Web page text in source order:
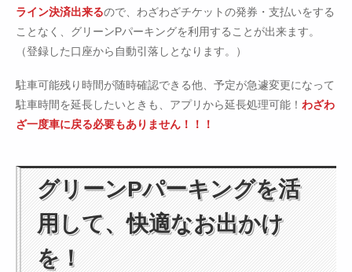
ライン決済出来るので、わざわざチケットの発券・支払いをする
ことなく、グリーンPパーキングを利用することが出来ます。
（登録した口座から自動引落しとなります。）
駐車可能残り時間が随時確認できる他、予定が急遽変更になって
駐車時間を延長したいときも、アプリから延長処理可能！ わざわ
ざ一度車に戻る必要もありません！！！
グリーンPパーキングを活
用して、快適なお出かけ
を！